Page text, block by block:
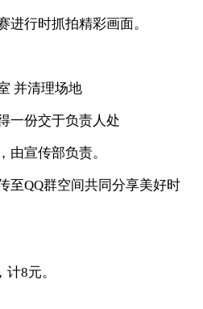
行时抓拍精彩画面。
并清理场地
份交于负责人处
宣传部负责。
QQ群空间共同分享美好时
8元。